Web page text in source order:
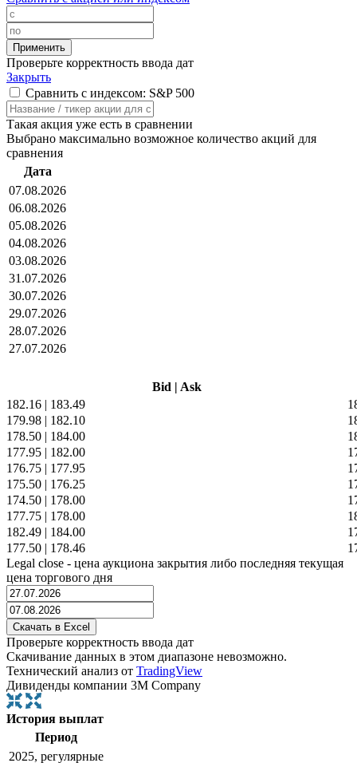
Проверьте корректность ввода дат
Закрыть
Сравнить с индексом: S&P 500
Такая акция уже есть в сравнении
Выбрано максимально возможное количество акций для
сравнения
Дата
07.08.2026
06.08.2026
05.08.2026
04.08.2026
03.08.2026
31.07.2026
30.07.2026
29.07.2026
28.07.2026
27.07.2026
Bid | Ask
182.16 | 183.49
179.98 | 182.10
178.50 | 184.00
177.95 | 182.00
176.75 | 177.95
175.50 | 176.25
174.50 | 178.00
177.75 | 178.00
182.49 | 184.00
177.50 | 178.46
Legal close - цена аукциона закрытия либо последняя текущая
цена торгового дня
Проверьте корректность ввода дат
Скачивание данных в этом диапазоне невозможно.
Технический анализ от TradingView
Дивиденды компании 3M Company
История выплат
Период
2025, регулярные